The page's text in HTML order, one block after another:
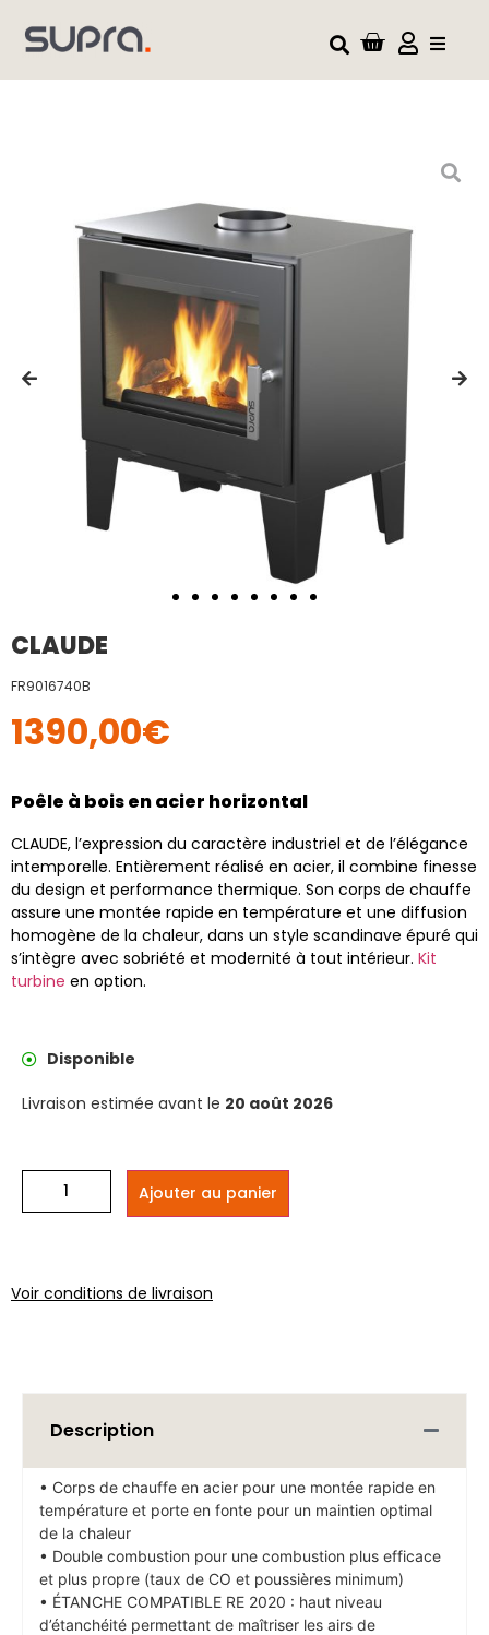
CLAUDE
FR9016740B
1390,00€
Poêle à bois en acier horizontal
CLAUDE, l’expression du caractère industriel et de l’élégance
intemporelle. Entièrement réalisé en acier, il combine finesse
du design et performance thermique. Son corps de chauffe
assure une montée rapide en température et une diffusion
homogène de la chaleur, dans un style scandinave épuré qui
s’intègre avec sobriété et modernité à tout intérieur. Kit
turbine en option.
Disponible
Livraison estimée avant le 20 août 2026
Ajouter au panier
Voir conditions de livraison
Description
• Corps de chauffe en acier pour une montée rapide en
température et porte en fonte pour un maintien optimal
de la chaleur
• Double combustion pour une combustion plus efficace
et plus propre (taux de CO et poussières minimum)
• ÉTANCHE COMPATIBLE RE 2020 : haut niveau
d’étanchéité permettant de maîtriser les airs de